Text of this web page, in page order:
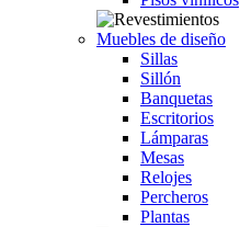
Muebles de diseño
Sillas
Sillón
Banquetas
Escritorios
Lámparas
Mesas
Relojes
Percheros
Plantas